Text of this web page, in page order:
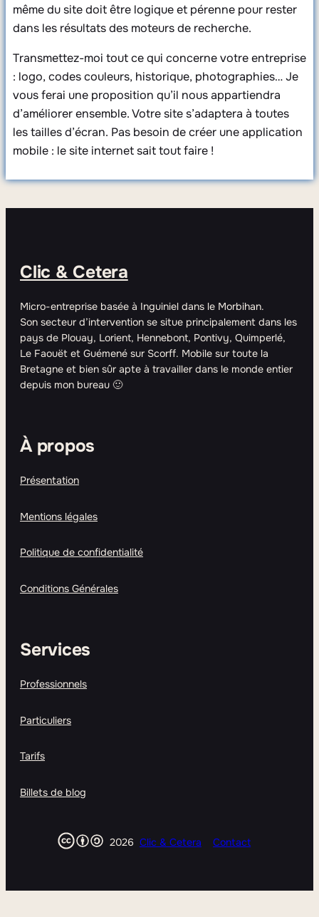
même du site doit être logique et pérenne pour rester
dans les résultats des moteurs de recherche.
Transmettez-moi tout ce qui concerne votre entreprise
: logo, codes couleurs, historique, photographies… Je
vous ferai une proposition qu’il nous appartiendra
d’améliorer ensemble. Votre site s’adaptera à toutes
les tailles d’écran. Pas besoin de créer une application
mobile : le site internet sait tout faire !
Clic & Cetera
Micro-entreprise basée à Inguiniel dans le Morbihan.
Son secteur d’intervention se situe principalement dans les
pays de Plouay, Lorient, Hennebont, Pontivy, Quimperlé,
Le Faouët et Guémené sur Scorff. Mobile sur toute la
Bretagne et bien sûr apte à travailler dans le monde entier
depuis mon bureau 🙂
À propos
Présentation
Mentions légales
Politique de confidentialité
Conditions Générales
Services
Professionnels
Particuliers
Tarifs
Billets de blog
2026 Clic & Cetera Contact